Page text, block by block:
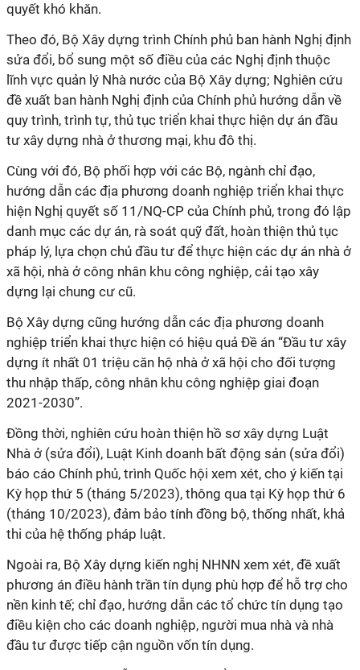
quyết khó khăn.
Theo đó, Bộ Xây dựng trình Chính phủ ban hành Nghị định
sửa đổi, bổ sung một số điều của các Nghị định thuộc
lĩnh vực quản lý Nhà nước của Bộ Xây dựng; Nghiên cứu
đề xuất ban hành Nghị định của Chính phủ hướng dẫn về
quy trình, trình tự, thủ tục triển khai thực hiện dự án đầu
tư xây dựng nhà ở thương mại, khu đô thị.
Cùng với đó, Bộ phối hợp với các Bộ, ngành chỉ đạo,
hướng dẫn các địa phương doanh nghiệp triển khai thực
hiện Nghị quyết số 11/NQ-CP của Chính phủ, trong đó lập
danh mục các dự án, rà soát quỹ đất, hoàn thiện thủ tục
pháp lý, lựa chọn chủ đầu tư để thực hiện các dự án nhà ở
xã hội, nhà ở công nhân khu công nghiệp, cải tạo xây
dựng lại chung cư cũ.
Bộ Xây dựng cũng hướng dẫn các địa phương doanh
nghiệp triển khai thực hiện có hiệu quả Đề án “Đầu tư xây
dựng ít nhất 01 triệu căn hộ nhà ở xã hội cho đối tượng
thu nhập thấp, công nhân khu công nghiệp giai đoạn
2021-2030”.
Đồng thời, nghiên cứu hoàn thiện hồ sơ xây dựng Luật
Nhà ở (sửa đổi), Luật Kinh doanh bất động sản (sửa đổi)
báo cáo Chính phủ, trình Quốc hội xem xét, cho ý kiến tại
Kỳ họp thứ 5 (tháng 5/2023), thông qua tại Kỳ họp thứ 6
(tháng 10/2023), đảm bảo tính đồng bộ, thống nhất, khả
thi của hệ thống pháp luật.
Ngoài ra, Bộ Xây dựng kiến nghị NHNN xem xét, đề xuất
phương án điều hành trần tín dụng phù hợp để hỗ trợ cho
nền kinh tế; chỉ đạo, hướng dẫn các tổ chức tín dụng tạo
điều kiện cho các doanh nghiệp, người mua nhà và nhà
đầu tư được tiếp cận nguồn vốn tín dụng.